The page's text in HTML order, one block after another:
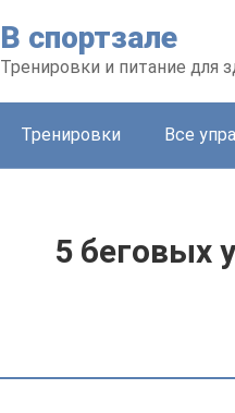
В спортзале
Тренировки и питание для
Тренировки Все
5 беговых